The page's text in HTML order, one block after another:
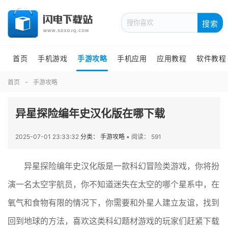
搜索
首页 手机游戏 手游攻略 手机应用 应用教程 软件教程
首页 手游攻略
异星探险编年史汉化版在哪下载
2025-07-01 23:33:32 分类： 手游攻略 • 阅读： 591
异星探险编年史汉化版是一款科幻冒险类游戏，你将扮
演一名太空宇航员，你不知道迷失在太空的哪个星系中，在
氧气和食物有限的情况下，你需要和外星人建立友谊，找到
回到地球的方法，喜欢这类科幻题材游戏的玩家们赶紧下载